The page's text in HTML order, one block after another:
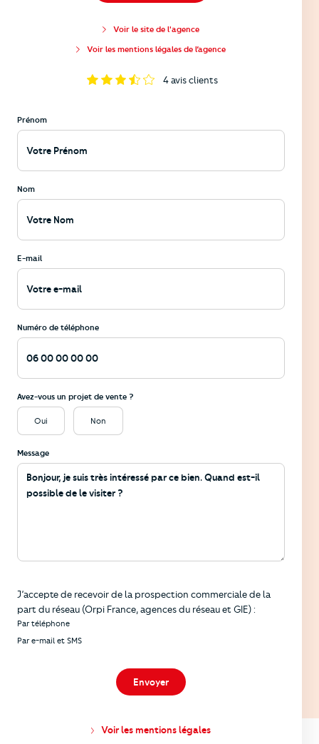
Voir le site de l'agence
Voir les mentions légales de l’agence
4avis clients
Prénom
Nom
E-mail
Numéro de téléphone
Avez-vous un projet de vente ?
Oui Non
Message
J’accepte de recevoir de la prospection commerciale de la
part du réseau (Orpi France, agences du réseau et GIE) :
Par téléphone
Par e-mail et SMS
Envoyer
Voir les mentions légales